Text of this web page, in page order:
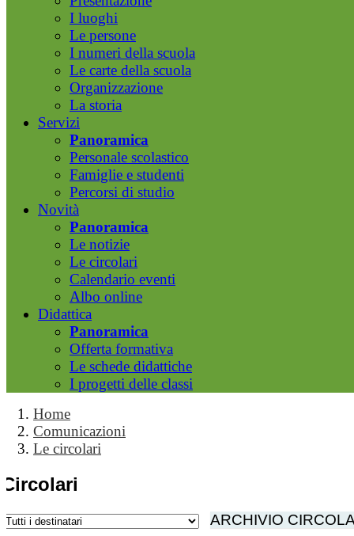
I luoghi
Le persone
I numeri della scuola
Le carte della scuola
Organizzazione
La storia
Servizi
Panoramica
Personale scolastico
Famiglie e studenti
Percorsi di studio
Novità
Panoramica
Le notizie
Le circolari
Calendario eventi
Albo online
Didattica
Panoramica
Offerta formativa
Le schede didattiche
I progetti delle classi
Home
Comunicazioni
Le circolari
Circolari
ARCHIVIO